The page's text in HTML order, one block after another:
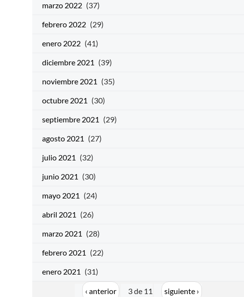
marzo 2022 (37)
febrero 2022 (29)
enero 2022 (41)
diciembre 2021 (39)
noviembre 2021 (35)
octubre 2021 (30)
septiembre 2021 (29)
agosto 2021 (27)
julio 2021 (32)
junio 2021 (30)
mayo 2021 (24)
abril 2021 (26)
marzo 2021 (28)
febrero 2021 (22)
enero 2021 (31)
‹ anterior 3 de 11 siguiente ›